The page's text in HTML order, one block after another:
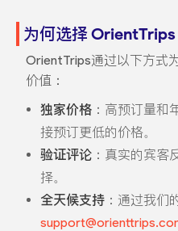
为何选择 OrientTrips
OrientTrips通过以下方式
价值：
独家价格：高预订量和
接预订更低的价格。
验证评论：真实的宾客
择。
全天候支持：通过我们